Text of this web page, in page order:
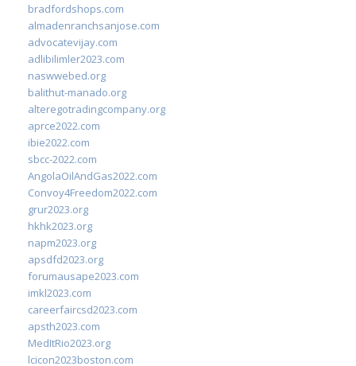
bradfordshops.com
almadenranchsanjose.com
advocatevijay.com
adlibilimler2023.com
naswwebed.org
balithut-manado.org
alteregotradingcompany.org
aprce2022.com
ibie2022.com
sbcc-2022.com
AngolaOilAndGas2022.com
Convoy4Freedom2022.com
grur2023.org
hkhk2023.org
napm2023.org
apsdfd2023.org
forumausape2023.com
imkl2023.com
careerfaircsd2023.com
apsth2023.com
MedItRio2023.org
lcicon2023boston.com